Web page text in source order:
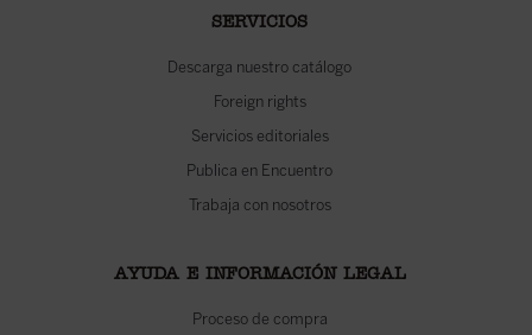
SERVICIOS
Descarga nuestro catálogo
Foreign rights
Servicios editoriales
Publica en Encuentro
Trabaja con nosotros
AYUDA E INFORMACIÓN LEGAL
Proceso de compra